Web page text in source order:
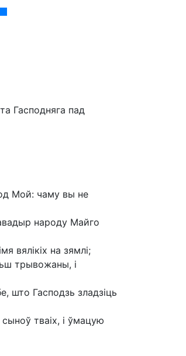
Гасподняга пад
Мой: чаму вы не
народу Майго
вялікіх на зямлі;
трывожаны, і
што Гасподзь зладзіць
тваіх, і ўмацую